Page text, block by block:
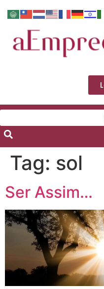
Tag: sol
Ser Assim…